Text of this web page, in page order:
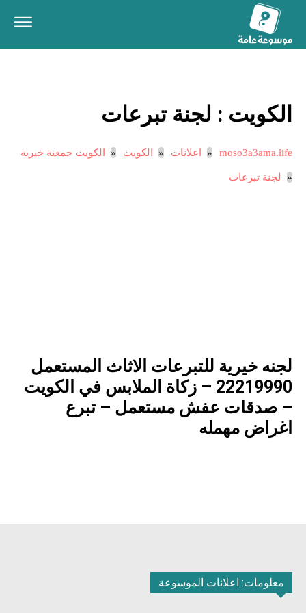
الكويت : لجنة تبرعات
moso3a3ama.life اعلانات الكويت الكويت جمعية خيرية
لجنة تبرعات
لجنه خيرية للتبرعات الاثاث المستعمل
22219990 – زكاة الملابس في الكويت
– صدقات عفش مستعمل – تبرع
اغراض مهمله
معلومات: اعلانات الموسوعة